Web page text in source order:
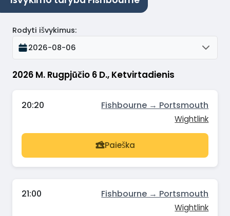
2026 M. Rugpjūčio 6 D., Ketvirtadienis
Rodyti išvykimus:
2026-08-06
20:20 Fishbourne → Portsmouth
Wightlink
Paieška
21:00 Fishbourne → Portsmouth
Wightlink